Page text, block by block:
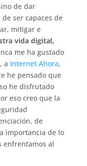
de dar
ser capaces de
mitigar e
vida digital,
me ha gustado
a Internet Ahora,
he pensado que
he disfrutado
eso creo que la
de
importancia de lo
enfrentamos al